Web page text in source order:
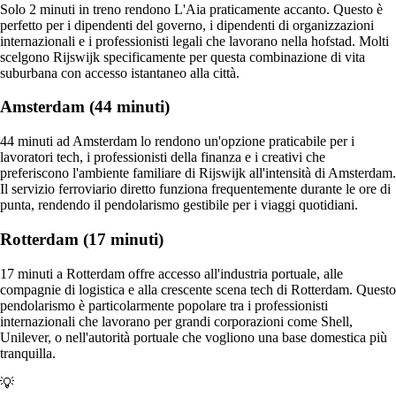
Solo 2 minuti in treno rendono L'Aia praticamente accanto. Questo è
perfetto per i dipendenti del governo, i dipendenti di organizzazioni
internazionali e i professionisti legali che lavorano nella hofstad. Molti
scelgono Rijswijk specificamente per questa combinazione di vita
suburbana con accesso istantaneo alla città.
Amsterdam (44 minuti)
44 minuti ad Amsterdam lo rendono un'opzione praticabile per i
lavoratori tech, i professionisti della finanza e i creativi che
preferiscono l'ambiente familiare di Rijswijk all'intensità di Amsterdam.
Il servizio ferroviario diretto funziona frequentemente durante le ore di
punta, rendendo il pendolarismo gestibile per i viaggi quotidiani.
Rotterdam (17 minuti)
17 minuti a Rotterdam offre accesso all'industria portuale, alle
compagnie di logistica e alla crescente scena tech di Rotterdam. Questo
pendolarismo è particolarmente popolare tra i professionisti
internazionali che lavorano per grandi corporazioni come Shell,
Unilever, o nell'autorità portuale che vogliono una base domestica più
tranquilla.
💡